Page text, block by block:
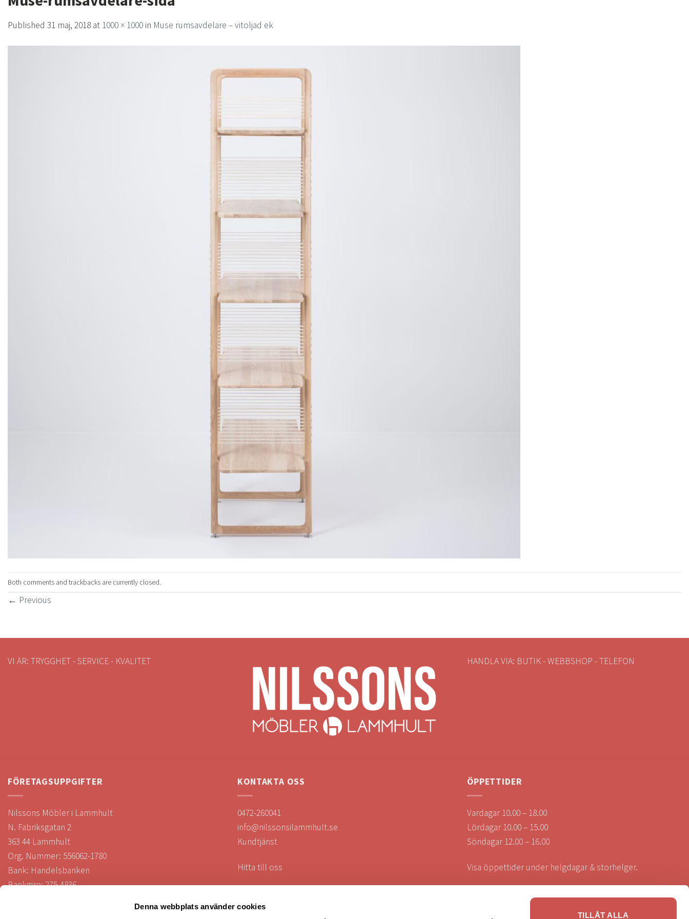
Denna webbplats använder cookies
TILLÅT ALLA
Published 31 maj, 2018 at 1000 × 1000 in Muse rumsavdelare – vitoljad ek
Both comments and trackbacks are currently closed.
← Previous
VI ÄR: TRYGGHET - SERVICE - KVALITET HANDLA VIA: BUTIK - WEBBSHOP - TELEFON
FÖRETAGSUPPGIFTER
Nilssons Möbler i Lammhult
N. Fabriksgatan 2
363 44 Lammhult
Org. Nummer: 556062-1780
Bank: Handelsbanken
Bankgiro: 275-4836
KONTAKTA OSS
0472-260041
info@nilssonsilammhult.se
Kundtjänst
Hitta till oss
ÖPPETTIDER
Vardagar 10.00 – 18.00
Lördagar 10.00 – 15.00
Söndagar 12.00 – 16.00
Visa öppettider under helgdagar & storhelger.